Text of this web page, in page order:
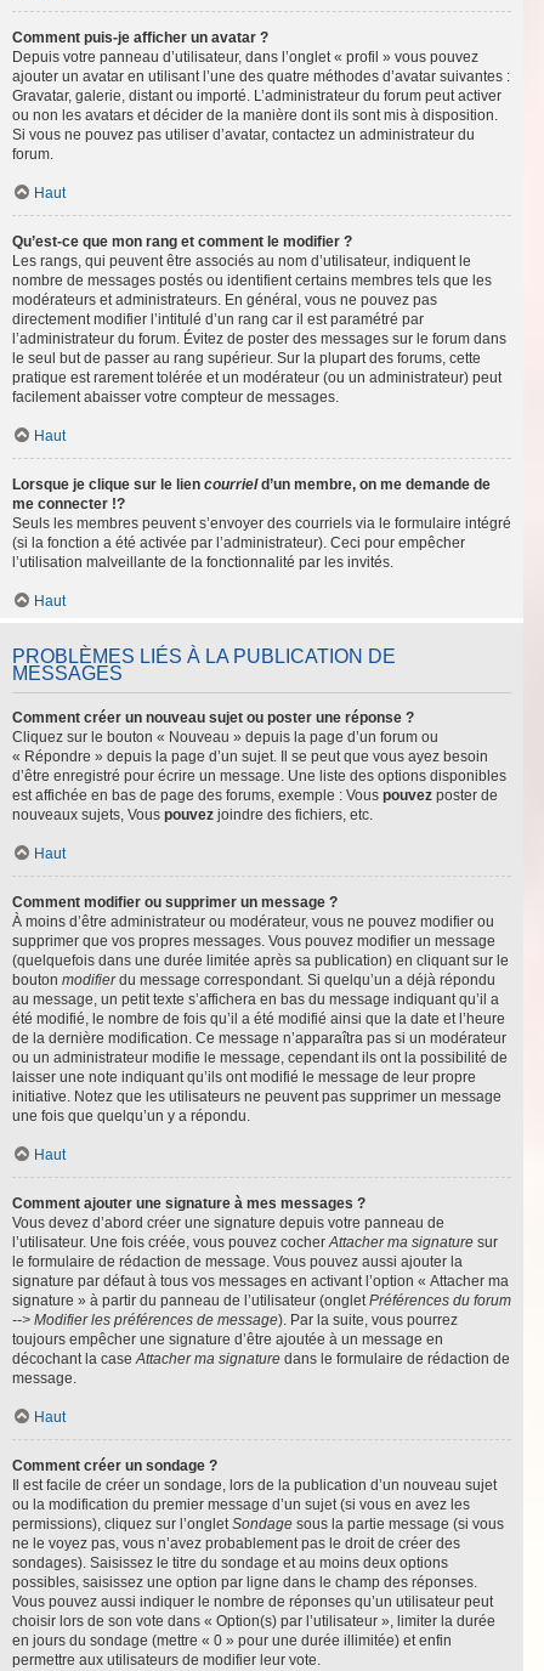
Comment puis-je afficher un avatar ?
Depuis votre panneau d’utilisateur, dans l’onglet « profil » vous pouvez
ajouter un avatar en utilisant l’une des quatre méthodes d’avatar suivantes :
Gravatar, galerie, distant ou importé. L’administrateur du forum peut activer
ou non les avatars et décider de la manière dont ils sont mis à disposition.
Si vous ne pouvez pas utiliser d’avatar, contactez un administrateur du
forum.
Haut
Qu’est-ce que mon rang et comment le modifier ?
Les rangs, qui peuvent être associés au nom d’utilisateur, indiquent le
nombre de messages postés ou identifient certains membres tels que les
modérateurs et administrateurs. En général, vous ne pouvez pas
directement modifier l’intitulé d’un rang car il est paramétré par
l’administrateur du forum. Évitez de poster des messages sur le forum dans
le seul but de passer au rang supérieur. Sur la plupart des forums, cette
pratique est rarement tolérée et un modérateur (ou un administrateur) peut
facilement abaisser votre compteur de messages.
Haut
Lorsque je clique sur le lien courrield’un membre, on me demande de
me connecter !?
Seuls les membres peuvent s’envoyer des courriels via le formulaire intégré
(si la fonction a été activée par l’administrateur). Ceci pour empêcher
l’utilisation malveillante de la fonctionnalité par les invités.
Haut
PROBLÈMES LIÉS À LA PUBLICATION DE
MESSAGES
Comment créer un nouveau sujet ou poster une réponse ?
Cliquez sur le bouton « Nouveau » depuis la page d’un forum ou
« Répondre » depuis la page d’un sujet. Il se peut que vous ayez besoin
d’être enregistré pour écrire un message. Une liste des options disponibles
est affichée en bas de page des forums, exemple : Vous pouvez poster de
nouveaux sujets, Vous pouvez joindre des fichiers, etc.
Haut
Comment modifier ou supprimer un message ?
À moins d’être administrateur ou modérateur, vous ne pouvez modifier ou
supprimer que vos propres messages. Vous pouvez modifier un message
(quelquefois dans une durée limitée après sa publication) en cliquant sur le
bouton modifierdu message correspondant. Si quelqu’un a déjà répondu
au message, un petit texte s’affichera en bas du message indiquant qu’il a
été modifié, le nombre de fois qu’il a été modifié ainsi que la date et l’heure
de la dernière modification. Ce message n’apparaîtra pas si un modérateur
ou un administrateur modifie le message, cependant ils ont la possibilité de
laisser une note indiquant qu’ils ont modifié le message de leur propre
initiative. Notez que les utilisateurs ne peuvent pas supprimer un message
une fois que quelqu’un y a répondu.
Haut
Comment ajouter une signature à mes messages ?
Vous devez d’abord créer une signature depuis votre panneau de
l’utilisateur. Une fois créée, vous pouvez cocherAttacher ma signature sur
le formulaire de rédaction de message. Vous pouvez aussi ajouter la
signature par défaut à tous vos messages en activant l’option « Attacher ma
signature » à partir du panneau de l’utilisateur (ongletPréférences du forum
--> Modifier les préférences de message). Par la suite, vous pourrez
toujours empêcher une signature d’être ajoutée à un message en
décochant la caseAttacher ma signature dans le formulaire de rédaction de
message.
Haut
Comment créer un sondage ?
Il est facile de créer un sondage, lors de la publication d’un nouveau sujet
ou la modification du premier message d’un sujet (si vous en avez les
permissions), cliquez sur l’ongletSondage sous la partie message (si vous
ne le voyez pas, vous n’avez probablement pas le droit de créer des
sondages). Saisissez le titre du sondage et au moins deux options
possibles, saisissez une option par ligne dans le champ des réponses.
Vous pouvez aussi indiquer le nombre de réponses qu’un utilisateur peut
choisir lors de son vote dans « Option(s) par l’utilisateur », limiter la durée
en jours du sondage (mettre « 0 » pour une durée illimitée) et enfin
permettre aux utilisateurs de modifier leur vote.